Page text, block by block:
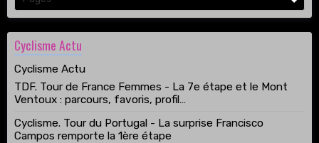
Cyclisme Actu
Cyclisme Actu
TDF. Tour de France Femmes - La 7e étape et le Mont
Ventoux : parcours, favoris, profil…
Cyclisme. Tour du Portugal - La surprise Francisco
Campos remporte la 1ère étape